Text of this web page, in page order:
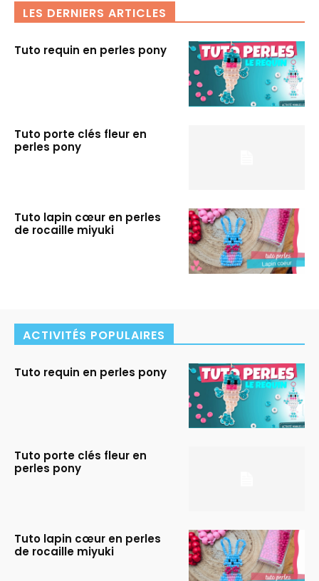
LES DERNIERS ARTICLES
Tuto requin en perles pony
Tuto porte clés fleur en
perles pony
Tuto lapin cœur en perles
de rocaille miyuki
ACTIVITÉS POPULAIRES
Tuto requin en perles pony
Tuto porte clés fleur en
perles pony
Tuto lapin cœur en perles
de rocaille miyuki